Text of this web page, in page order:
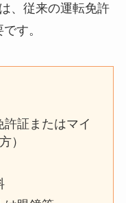
、従来の運転免許
す。
証またはマイ
）